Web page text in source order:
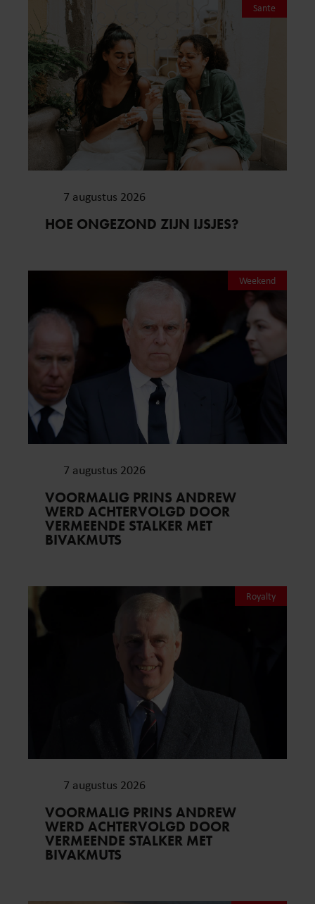
Sante
7 augustus 2026
HOE ONGEZOND ZIJN IJSJES?
Weekend
7 augustus 2026
VOORMALIG PRINS ANDREW
WERD ACHTERVOLGD DOOR
VERMEENDE STALKER MET
BIVAKMUTS
Royalty
7 augustus 2026
VOORMALIG PRINS ANDREW
WERD ACHTERVOLGD DOOR
VERMEENDE STALKER MET
BIVAKMUTS